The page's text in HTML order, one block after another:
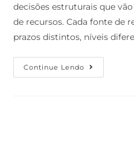
decisões estruturais que
de recursos. Cada fonte de
prazos distintos, níveis
Continue Lendo